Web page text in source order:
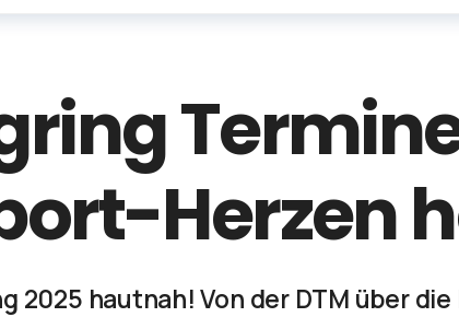
Herzen
2025 hautnah! Von der DTM über